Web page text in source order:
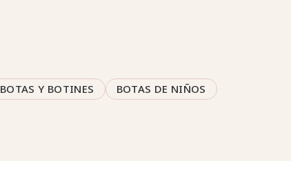
BOTAS Y BOTINES
BOTAS DE NIÑOS